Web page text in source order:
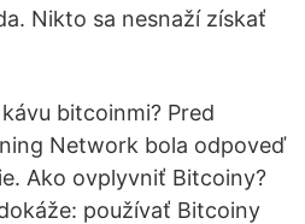
Nikto sa nesnaží získať
bitcoinmi? Pred
Network bola odpoveď
Ako ovplyvniť Bitcoiny?
používať Bitcoiny